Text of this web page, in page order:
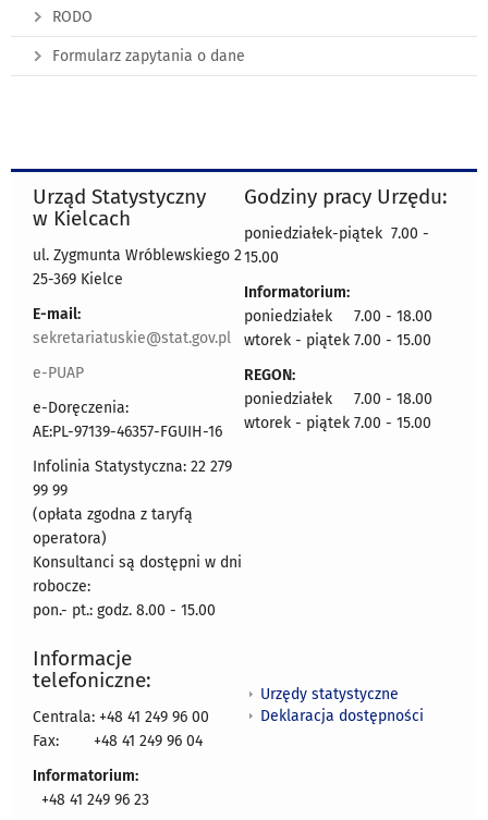
RODO
Formularz zapytania o dane
Urząd Statystyczny
w Kielcach
ul. Zygmunta Wróblewskiego 2
25-369 Kielce
E-mail:
sekretariatuskie@stat.gov.pl
e-PUAP
e-Doręczenia:
AE:PL-97139-46357-FGUIH-16
Infolinia Statystyczna: 22 279
99 99
(opłata zgodna z taryfą
operatora)
Konsultanci są dostępni w dni
robocze:
pon.- pt.: godz. 8.00 - 15.00
Godziny pracy Urzędu:
poniedziałek-piątek 7.00 -
15.00
Informatorium:
poniedziałek 7.00 - 18.00
wtorek - piątek 7.00 - 15.00
REGON:
poniedziałek 7.00 - 18.00
wtorek - piątek 7.00 - 15.00
Informacje
telefoniczne:
Centrala: +48 41 249 96 00
Fax:
+48 41 249 96 04
Informatorium:
+48 41 249 96 23
Urzędy statystyczne
Deklaracja dostępności